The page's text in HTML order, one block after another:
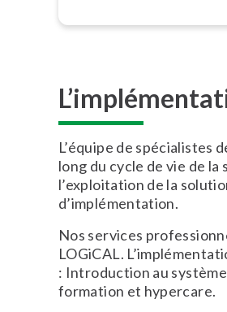
L’équipe de spécialistes
long du cycle de vie de la
l’exploitation de la
d’implémentation.
Nos services
LOGiCAL.
: Introduction au
formation et hypercare.